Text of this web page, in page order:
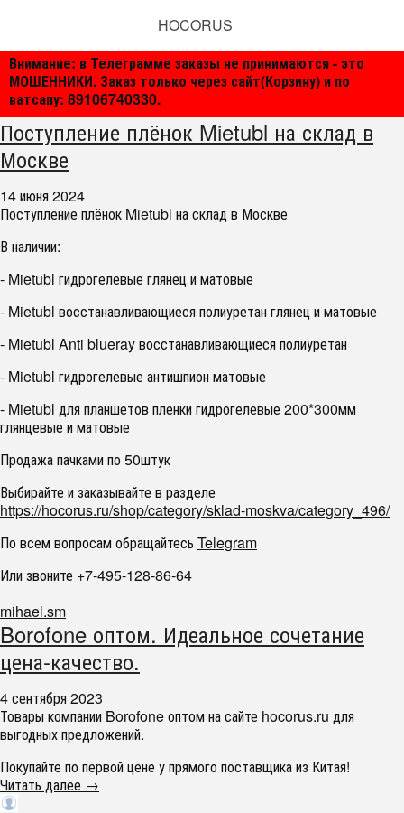
Внимание: в Телеграмме заказы не принимаются - это
МОШЕННИКИ. Заказ только через сайт(Корзину) и по
ватсапу: 89106740330.
HOCORUS
Поступление плёнок Mietubl на склад в
Москве
14 июня 2024
Поступление плёнок Mietubl на склад в Москве
В наличии:
- Mietubl гидрогелевые глянец и матовые
- Mietubl восстанавливающиеся полиуретан глянец и матовые
- Mietubl Anti bluerayвосстанавливающиеся полиуретан
- Mietubl гидрогелевые антишпион матовые
- Mietubl для планшетов пленки гидрогелевые 200*300мм
глянцевые и матовые
Продажа пачками по 50штук
Выбирайте и заказывайте в разделе
https://hocorus.ru/shop/category/sklad-moskva/category_496/
По всем вопросам обращайтесь Telegram
Или звоните +7-495-128-86-64
mihael.sm
Borofone оптом. Идеальное сочетание
цена-качество.
4 сентября 2023
Товары компании Borofone оптом на сайте hocorus.ru для
выгодных предложений.
Покупайте по первой цене у прямого поставщика из Китая!
Читать далее →